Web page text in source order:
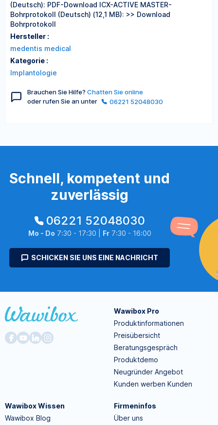
(Deutsch): PDF-Download ICX-ACTIVE MASTER-
Bohrprotokoll (Deutsch) (12,1 MB): >> Download
Bohrprotokoll
Hersteller :
medentis medical
Kategorie :
Implantologie
Brauchen Sie Hilfe? Chatten Sie online
oder rufen Sie an unter
06221 52048030
Schnell, kompetent und
zuverlässig
06221 52048030
Mo - Do 7:30 - 17:30 | Fr7:30 - 16:00
SCHICKEN SIE UNS EINE NACHRICHT
Wawibox Pro
Produktinformationen
Preisübersicht
Beratungsgespräch
Produktdemo
Neugründer Angebot
Kunden werben Kunden
Wawibox Wissen
Wawibox Blog
Firmeninfos
Über uns